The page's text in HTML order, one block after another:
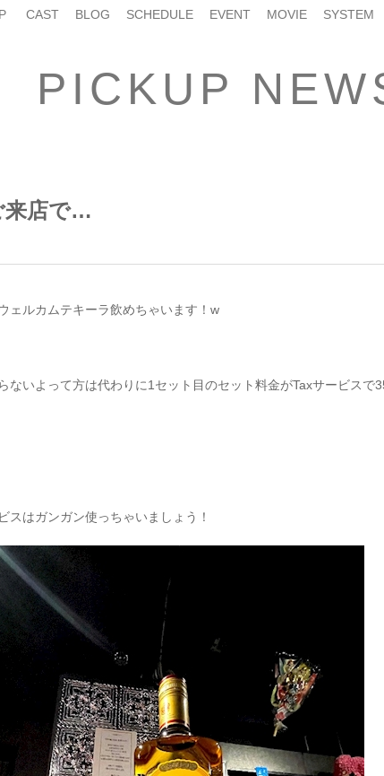
CAST BLOG SCHEDULE EVENT MOVIE SYSTEM
PICKUP
来店で…
ェルカムテキーラ飲めちゃいます！w
ないよって方は代わりに1セット目のセット料金がTaxサービスで
スはガンガン使っちゃいましょう！